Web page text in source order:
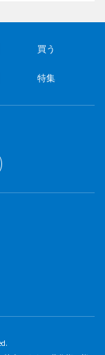
買う
特集